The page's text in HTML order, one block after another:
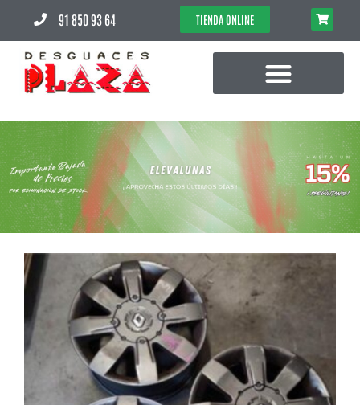
91 850 93 64 TIENDA ONLINE